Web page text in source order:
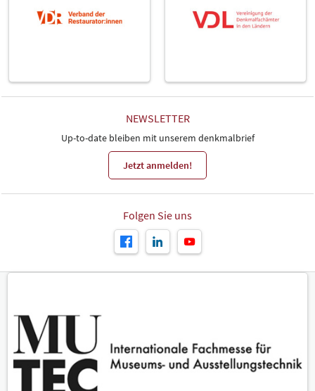
NEWSLETTER
Up-to-date bleiben mit unserem denkmalbrief
Jetzt anmelden!
Folgen Sie uns